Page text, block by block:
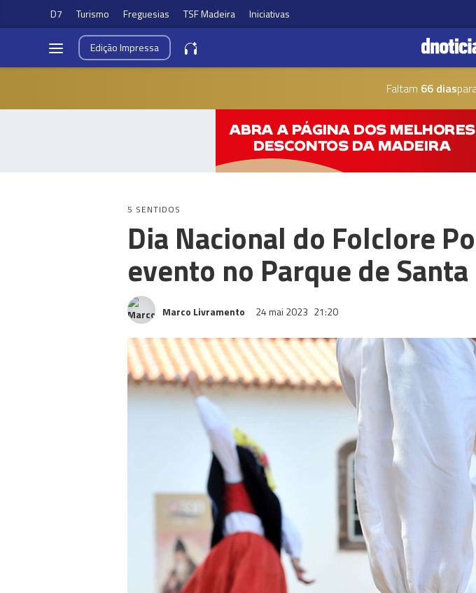
D7 Turismo Freguesias TSF Madeira Iniciativas
EdiçãoImpressa
Faltam 66 dias
5 SENTIDOS
Dia Nacional do Folclore
evento no Parque de
Marco Livramento 24 mai 2023 21:20